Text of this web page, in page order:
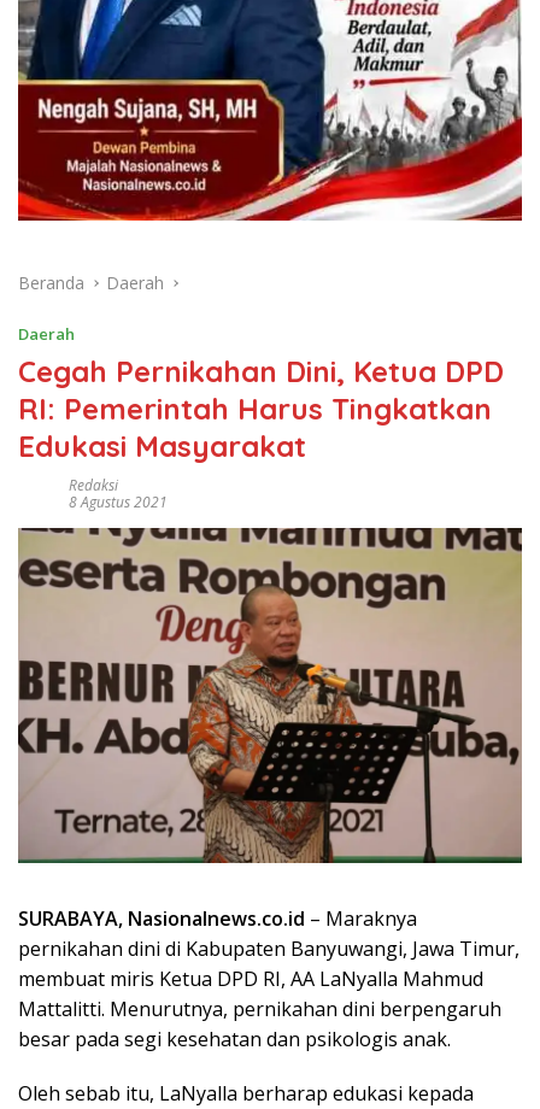
Beranda Daerah
Daerah
Cegah Pernikahan Dini, Ketua DPD
RI: Pemerintah Harus Tingkatkan
Edukasi Masyarakat
Redaksi
8 Agustus 2021
SURABAYA, Nasionalnews.co.id – Maraknya
pernikahan dini di Kabupaten Banyuwangi, Jawa Timur,
membuat miris Ketua DPD RI, AA LaNyalla Mahmud
Mattalitti. Menurutnya, pernikahan dini berpengaruh
besar pada segi kesehatan dan psikologis anak.
Oleh sebab itu, LaNyalla berharap edukasi kepada